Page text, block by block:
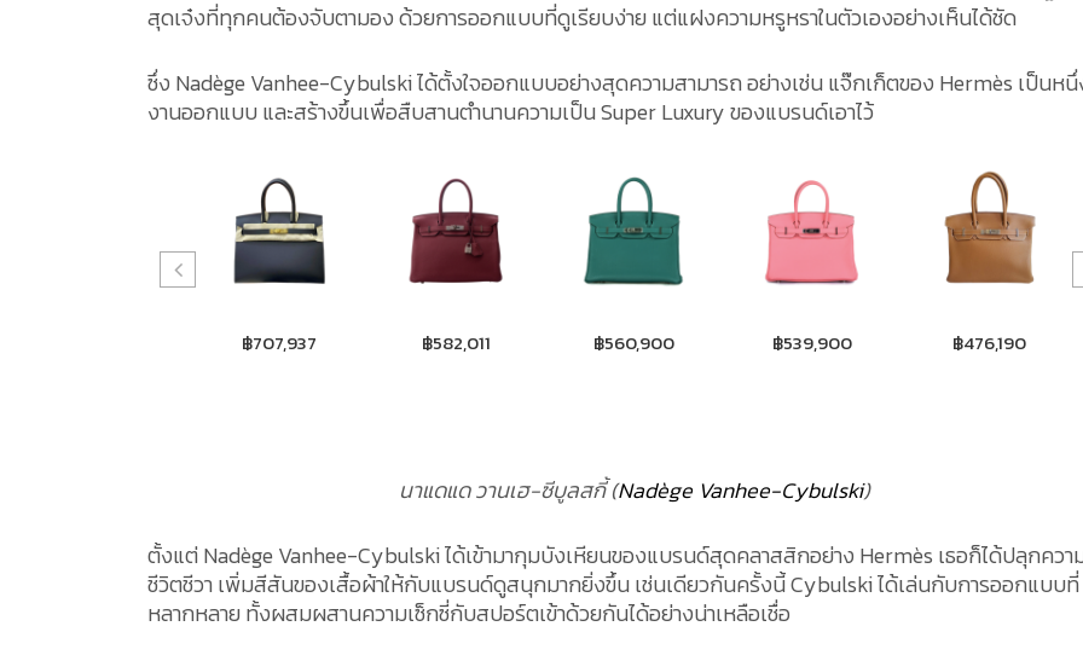
สุดเจ๋งที่ทุกคนต้องจับตามอง ด้วยการออกแบบที่ดูเรียบง่าย แต่แฝงความหรูหราในตัวเองอย่างเห็นได้ชัด
ซึ่ง Nadège Vanhee-Cybulski ได้ตั้งใจออกแบบอย่างสุดความสามารถ อย่างเช่น แจ๊กเก็ตของ Hermès เป็นหนึ่
งานออกแบบ และสร้างขึ้นเพื่อสืบสานตำนานความเป็น Super Luxury ของแบรนด์เอาไว้
฿582,011 ฿560,900 ฿539,900 ฿476,190 ฿5,200,000
นาแดแด วานเฮ-ซีบูลสกี้ (Nadège Vanhee-Cybulski)
ตั้งแต่ Nadège Vanhee-Cybulski ได้เข้ามากุมบังเหียนของแบรนด์สุดคลาสสิกอย่าง Hermès เธอก็ได้ปลุกควา
ชีวิตชีวา เพิ่มสีสันของเสื้อผ้าให้กับแบรนด์ดูสนุกมากยิ่งขึ้น เช่นเดียวกันครั้งนี้ Cybulski ได้เล่นกับการออกแบบที่
หลากหลาย ทั้งผสมผสานความเซ็กซี่กับสปอร์ตเข้าด้วยกันได้อย่างน่าเหลือเชื่อ